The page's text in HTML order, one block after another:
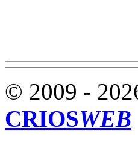
© 2009 -
CRIOSWEB